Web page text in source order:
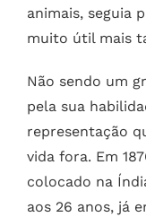
animais, seguia
muito útil mais
Não sendo um
pela sua
representação
vida fora. Em
colocado na
aos 26 anos, já